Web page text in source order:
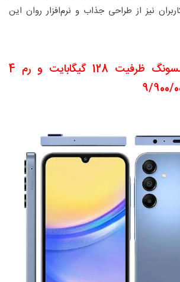
نیز از طراحی جذاب و نرم‌افزار روان این
گلکسی A15 سامسونگ ظرفیت 128 گیگابایت و رم 4